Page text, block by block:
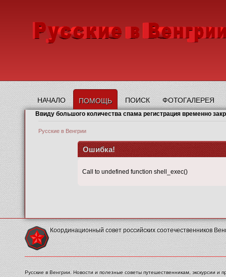
НАЧАЛО ПОМОЩЬ ПОИСК ФОТОГАЛЕРЕЯ
Ввиду большого количества спама регистрация временно
Русские в Венгрии
Ошибка!
Call to undefined function shell_exec()
Координационный совет российских соотечественников
Русские в Венгрии. Новости и полезные советы путешественникам, экскурсии